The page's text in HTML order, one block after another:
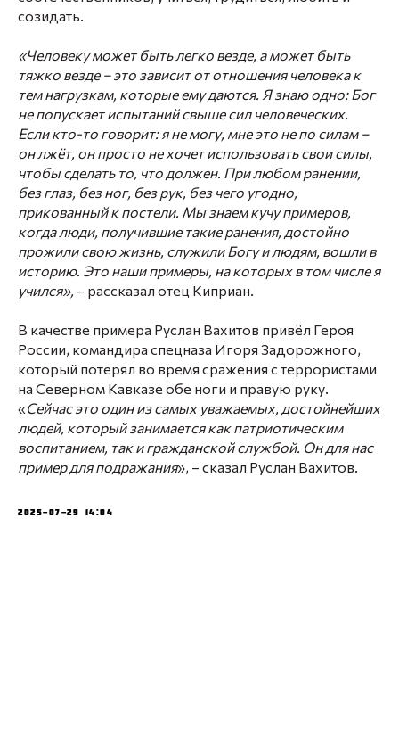
созидать.
«Человеку может быть легко везде, а может быть
тяжко везде – это зависит от отношения человека к
тем нагрузкам, которые ему даются. Я знаю одно: Бог
не попускает испытаний свыше сил человеческих.
Если кто-то говорит: я не могу, мне это не по силам –
он лжёт, он просто не хочет использовать свои силы,
чтобы сделать то, что должен. При любом ранении,
без глаз, без ног, без рук, без чего угодно,
прикованный к постели. Мы знаем кучу примеров,
когда люди, получившие такие ранения, достойно
прожили свою жизнь, служили Богу и людям, вошли в
историю. Это наши примеры, на которых в том числе я
учился», – рассказал отец Киприан.
В качестве примера Руслан Вахитов привёл Героя
России, командира спецназа Игоря Задорожного,
который потерял во время сражения с террористами
на Северном Кавказе обе ноги и правую руку.
«Сейчас это один из самых уважаемых, достойнейших
людей, который занимается как патриотическим
воспитанием, так и гражданской службой. Он для нас
пример для подражания», – сказал Руслан Вахитов.
2025-07-29 14:04